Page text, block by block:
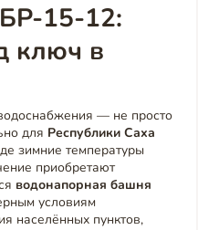
15-12:
ключ в
— не просто
для Республики Саха
зимние температуры
приобретают
водонапорная башня
условиям
населённых пунктов,